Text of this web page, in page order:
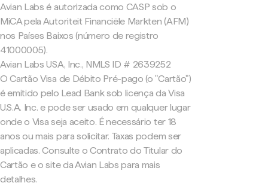
Avian Labs é autorizada como CASP sob o
MiCA pela Autoriteit Financiële Markten (AFM)
nos Países Baixos (número de registro
41000005).
Avian Labs USA, Inc., NMLS ID # 2639252
O Cartão Visa de Débito Pré-pago (o "Cartão")
é emitido pelo Lead Bank sob licença da Visa
U.S.A. Inc. e pode ser usado em qualquer lugar
onde o Visa seja aceito. É necessário ter 18
anos ou mais para solicitar. Taxas podem ser
aplicadas. Consulte o Contrato do Titular do
Cartão e o site da Avian Labs para mais
detalhes.